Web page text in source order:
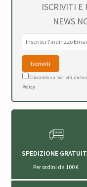
ISCRIVITI E
NEWS
Cliccando su Iscriviti,
Policy.
SPEDIZIONE
Per ordini da 100 €